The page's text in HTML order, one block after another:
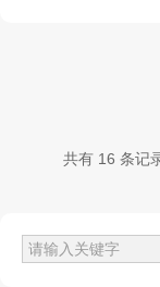
共有 16 条记